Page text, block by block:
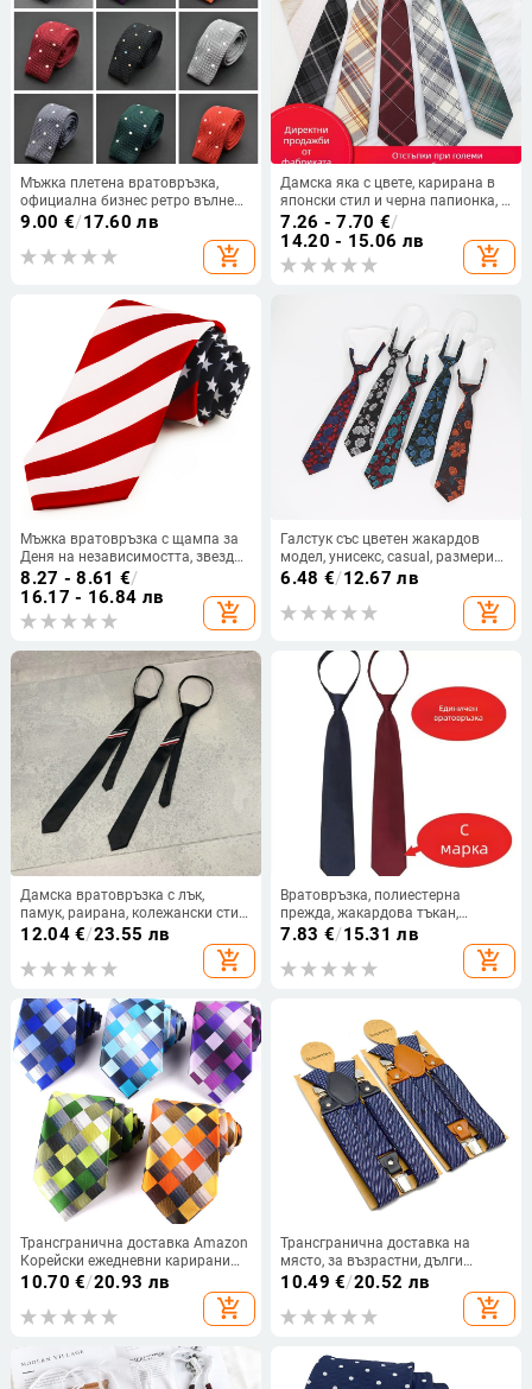
Мъжка плетена вратовръзка,
официална бизнес ретро вълнена
вратовръзка, плетена плоска,
едноцветна вратовръзка на едро
9.00 €/17.60 лв
add_shopping_cart
Дамска яка с цвете, карирана в
японски стил и черна папионка, с
връвчица, в колежански стил,
панделка, риза с панделка,
моряшки костюм
7.26 - 7.70 €/
14.20 - 15.06 лв
add_shopping_cart
Мъжка вратовръзка с щампа за
Деня на независимостта, звезди
и райета, Amazon AliExpress,
трансгранична доставка на
TEMU, място за търговия на едро
8.27 - 8.61 €/
16.17 - 16.84 лв
add_shopping_cart
Галстук със цветен жакардов
модел, унисекс, casual, размери
33×7 см, нормална ширина,
материал: полиестерна прежда,
жакардова тъкан, форма: цвете.
6.48 €/12.67 лв
add_shopping_cart
Дамска вратовръзка с лък,
памук, раирана, колежански стил,
стандартна ширина
12.04€/23.55 лв
add_shopping_cart
Вратовръзка, полиестерна
прежда, жакардова тъкан,
едноцветен зодиакален мотив,
унисекс административен стил
7.83 €/15.31 лв
add_shopping_cart
Трансгранична доставка Amazon
Корейски ежедневни карирани
мъжки костюми с вратовръзка 8
аксесоари за официално
10.70 €/20.93 лв
add_shopping_cart
Трансгранична доставка на
място, за възрастни, дълги
тиранти с 3 щипки, мъжки
жакардови тиранти за риза с
щипка за презрамка 3,5 см
10.49 €/20.52 лв
add_shopping_cart